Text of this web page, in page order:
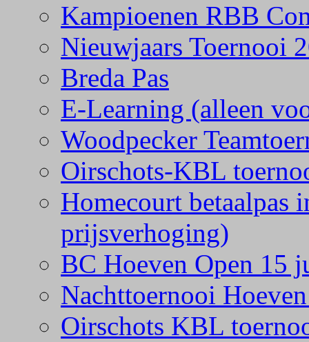
Kampioenen RBB
Nieuwjaars Toernooi
Breda Pas
E-Learning (alleen
Woodpecker
Oirschots-KBL
Homecourt betaalpas
prijsverhoging)
BC Hoeven Open 15
Nachttoernooi
Oirschots KBL